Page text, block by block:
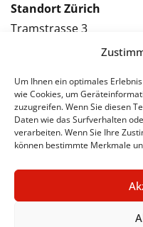
Um Ihnen ein optimales
wie Cookies, um
zuzugreifen. Wenn Sie diesen
Daten wie das Surfverhalten
verarbeiten. Wenn Sie Ihre
können bestimmte Merkmale
Standort Zürich
Tramstrasse 3
Kontakt Zürich
Bewerbung Zürich
Stellenmeldung Zürich